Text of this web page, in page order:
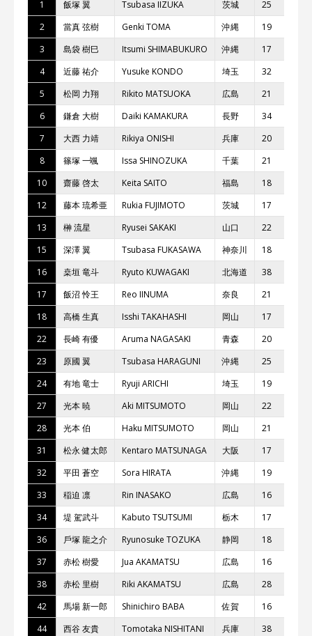
1 飯塚 翼 Tsubasa IIZUKA 茨城 25
2
當真 弦樹 Genki TOMA 沖縄 19
3
島袋 樹⺒ Itsumi SHIMABUKURO 沖縄
17
4
近藤 祐介 Yusuke KONDO 埼⽟ 32
5
松岡 ⼒翔 Rikito MATSUOKA 広島 21
6
鎌倉 ⼤樹 Daiki KAMAKURA ⻑野 34
7
⼤⻄ ⼒靖 Rikiya ONISHI 兵庫 20
8
篠塚 ⼀颯 Issa SHINOZUKA 千葉 21
10
齋藤 啓太 Keita SAITO 福島 18
12
藤本 琉希亜 Rukia FUJIMOTO 茨城 17
13
榊 流星 Ryusei SAKAKI ⼭⼝ 22
15
深澤 翼 Tsubasa FUKASAWA 神奈川 18
16
桒垣 ⻯⽃ Ryuto KUWAGAKI 北海道 38
17
飯沼 怜王 Reo IINUMA 奈良 21
18
⾼橋 ⽣真 Isshi TAKAHASHI 岡⼭ 17
22
⻑崎 有優 Aruma NAGASAKI ⻘森 20
23
原國 翼 Tsubasa HARAGUNI 沖縄 25
24
有地 ⻯⼠ Ryuji ARICHI 埼⽟ 19
27
光本 暁 Aki MITSUMOTO 岡⼭ 22
28
光本 伯 Haku MITSUMOTO 岡⼭ 21
31
松永 健太郎 Kentaro MATSUNAGA ⼤阪 17
32
平⽥ 蒼空 Sora HIRATA 沖縄 19
33
稲迫 凛 Rin INASAKO 広島 16
34
堤 駕武⽃ Kabuto TSUTSUMI 栃⽊ 17
36
⼾塚 ⿓之介 Ryunosuke TOZUKA 静岡 18
37
⾚松 樹愛 Jua AKAMATSU 広島 16
38
⾚松 ⾥樹 Riki AKAMATSU 広島 28
42
⾺場 新⼀郎 Shinichiro BABA 佐賀 16
44
⻄⾕ 友貴 Tomotaka NISHITANI 兵庫 38